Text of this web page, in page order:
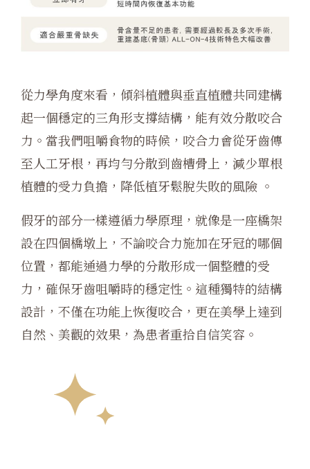
從力學角度來看，傾斜植體與垂直植體共同建構
起一個穩定的三角形支撐結構，能有效分散咬合
力。當我們咀嚼食物的時候，咬合力會從牙齒傳
至人工牙根，再均勻分散到齒槽骨上，減少單根
植體的受力負擔，降低植牙鬆脫失敗的風險 。
假牙的部分一樣遵循力學原理，就像是一座橋架
設在四個橋墩上，不論咬合力施加在牙冠的哪個
位置，都能通過力學的分散形成一個整體的受
力，確保牙齒咀嚼時的穩定性。這種獨特的結構
設計，不僅在功能上恢復咬合，更在美學上達到
自然、美觀的效果，為患者重拾自信笑容。